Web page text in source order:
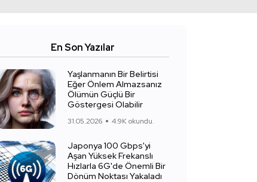
En Son Yazılar
Yaşlanmanın Bir Belirtisi
Eğer Önlem Almazsanız
Ölümün Güçlü Bir
Göstergesi Olabilir
31.05.2026 4.9K okundu.
Japonya 100 Gbps'yi
Aşan Yüksek Frekanslı
Hızlarla 6G'de Önemli Bir
Dönüm Noktası Yakaladı